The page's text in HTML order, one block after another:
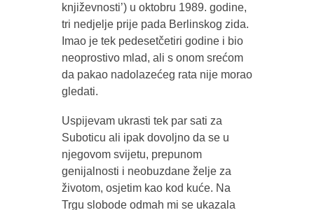
književnosti’) u oktobru 1989. godine,
tri nedjelje prije pada Berlinskog zida.
Imao je tek pedesetčetiri godine i bio
neoprostivo mlad, ali s onom srećom
da pakao nadolazećeg rata nije morao
gledati.
Uspijevam ukrasti tek par sati za
Suboticu ali ipak dovoljno da se u
njegovom svijetu, prepunom
genijalnosti i neobuzdane želje za
životom, osjetim kao kod kuće. Na
Trgu slobode odmah mi se ukazala